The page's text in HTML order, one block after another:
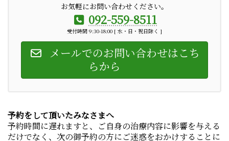
お気軽にお問い合わせください。
092-559-8511
受付時間 9:30-18:00 [ 水・日・祝日除く ]
メールでのお問い合わせはこち
らから
予約をして頂いたみなさまへ
予約時間に遅れますと、ご自身の治療内容に影響を与える
だけでなく、次の御予約の方にご迷惑をおかけすることに